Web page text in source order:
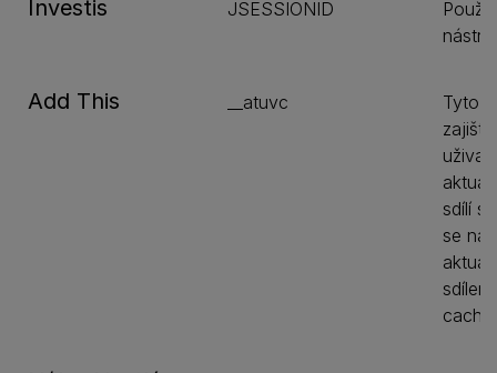
Investis JSESSIONID
Add This __atuvc
Tyto
sdílí
se na
cache